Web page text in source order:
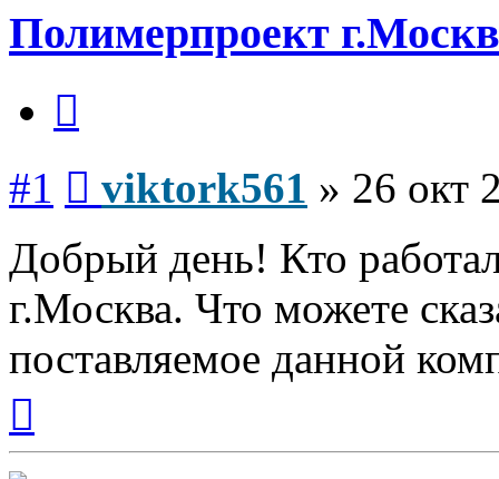
Полимерпроект
#1 viktork561 » 26 окт
Добрый день! Кто
г.Москва. Что можете
поставляемое данной
началу